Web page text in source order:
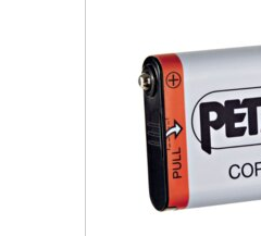
Отримати знижку
Згода на обробку